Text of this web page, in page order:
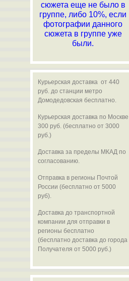
сюжета еще не было в
группе, либо 10%, если
фотографии данного
сюжета в группе уже
были.
Курьерская доставка от 440
руб. до станции метро
Домодедовская бесплатно.
Курьерская доставка по Москве
300 руб. (бесплатно от 3000
руб.)
Доставка за пределы МКАД по
согласованию.
Отправка в регионы Почтой
России (бесплатно от 5000
руб).
Доставка до транспортной
компании для отправки в
регионы бесплатно
(бесплатно доставка до города
Получателя от 5000 руб.)